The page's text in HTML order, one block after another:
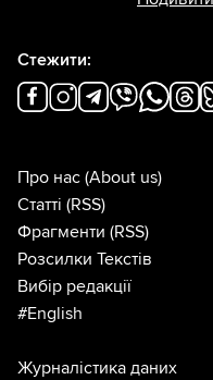
Стежити:
Про нас (About us)
Статті (RSS)
Фрагменти (RSS)
Розсилки Текстів
Вибір редакції
#English
Журналістика даних